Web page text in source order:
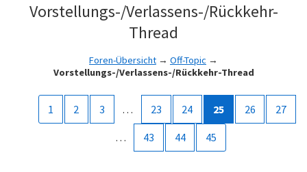
Vorstellungs-/Verlassens-/Rückkehr-
Thread
Foren-Übersicht → Off-Topic →
Vorstellungs-/Verlassens-/Rückkehr-Thread
1 2 3 … 23 24 25 26 27
… 43 44 45